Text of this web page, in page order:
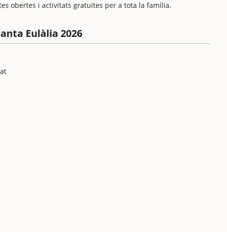
obertes i activitats gratuïtes per a tota la família.
Eulàlia 2026